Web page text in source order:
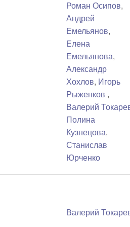
Роман Осипов,
Андрей
Емельянов,
Елена
Емельянова,
Александр
Хохлов, Игорь
Рыженков ,
Валерий
Полина
Кузнецова,
Станислав
Юрченко
Валерий